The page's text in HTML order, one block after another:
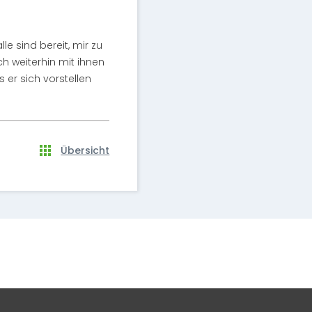
sind bereit, mir zu
weiterhin mit ihnen
er sich vorstellen
Übersicht